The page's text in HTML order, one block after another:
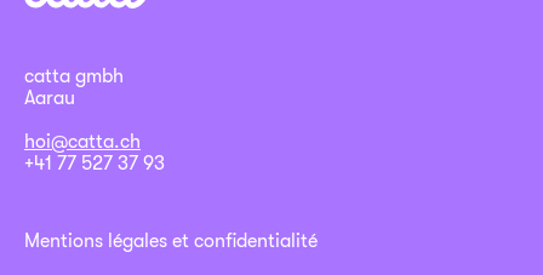
catta gmbh
Aarau
hoi@catta.ch
+41 77 527 37 93
Mentions légales et confidentialité